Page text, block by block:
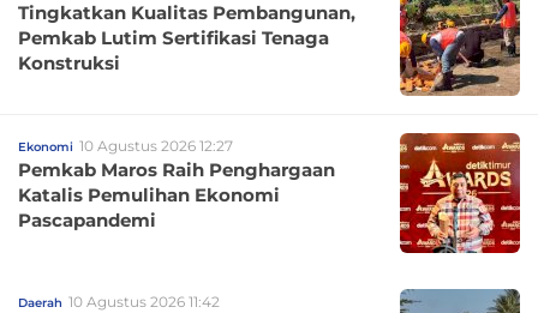
Tingkatkan Kualitas Pembangunan,
Pemkab Lutim Sertifikasi Tenaga
Konstruksi
Ekonomi 10 Agustus 2026 12:27
Pemkab Maros Raih Penghargaan
Katalis Pemulihan Ekonomi
Pascapandemi
Daerah 10 Agustus 2026 11:42